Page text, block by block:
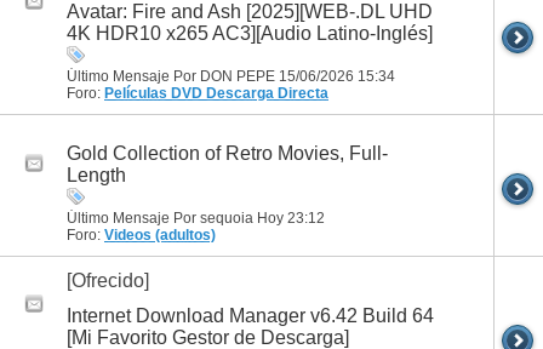
Avatar: Fire and Ash [2025][WEB-.DL UHD
4K HDR10 x265 AC3][Audio Latino-Inglés]
Último Mensaje Por DON PEPE 15/06/2026 15:34
Foro: Películas DVD Descarga Directa
Gold Collection of Retro Movies, Full-
Length
Último Mensaje Por sequoia Hoy 23:12
Foro: Videos (adultos)
[Ofrecido]
Internet Download Manager v6.42 Build 64
[Mi Favorito Gestor de Descarga]